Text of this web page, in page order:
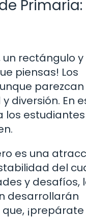
Primaria:
rectángulo y
piensas! Los
parezcan
diversión. En
estudiantes
es una
del
y desafíos,
desarrollarán